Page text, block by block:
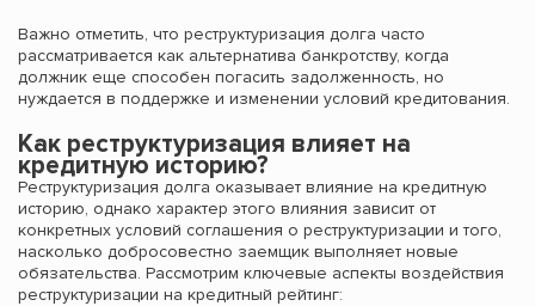
Важно отметить, что реструктуризация долга часто
рассматривается как альтернатива банкротству, когда
должник еще способен погасить задолженность, но
нуждается в поддержке и изменении условий кредитования.
Как реструктуризация влияет на
кредитную историю?
Реструктуризация долга оказывает влияние на кредитную
историю, однако характер этого влияния зависит от
конкретных условий соглашения о реструктуризации и того,
насколько добросовестно заемщик выполняет новые
обязательства. Рассмотрим ключевые аспекты воздействия
реструктуризации на кредитный рейтинг: